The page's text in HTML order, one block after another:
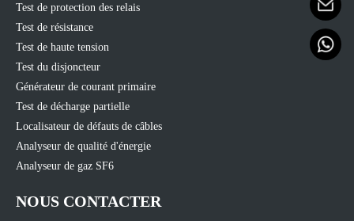
Test de protection des relais
Test de résistance
Test de haute tension
Test du disjoncteur
Générateur de courant primaire
Test de décharge partielle
Localisateur de défauts de câbles
Analyseur de qualité d'énergie
Analyseur de gaz SF6
NOUS CONTACTER